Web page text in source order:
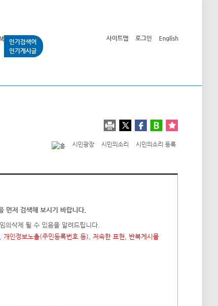
인기검색어
인기게시글
사이트맵 로그인 English
시민광장 시민의소리 시민의소리 등록
먼저 검색해 보시기 바랍니다.
의삭제 될 수 있음을 알려드립니다.
인정보노출(주민등록번호 등), 저속한 표현, 반복게시물